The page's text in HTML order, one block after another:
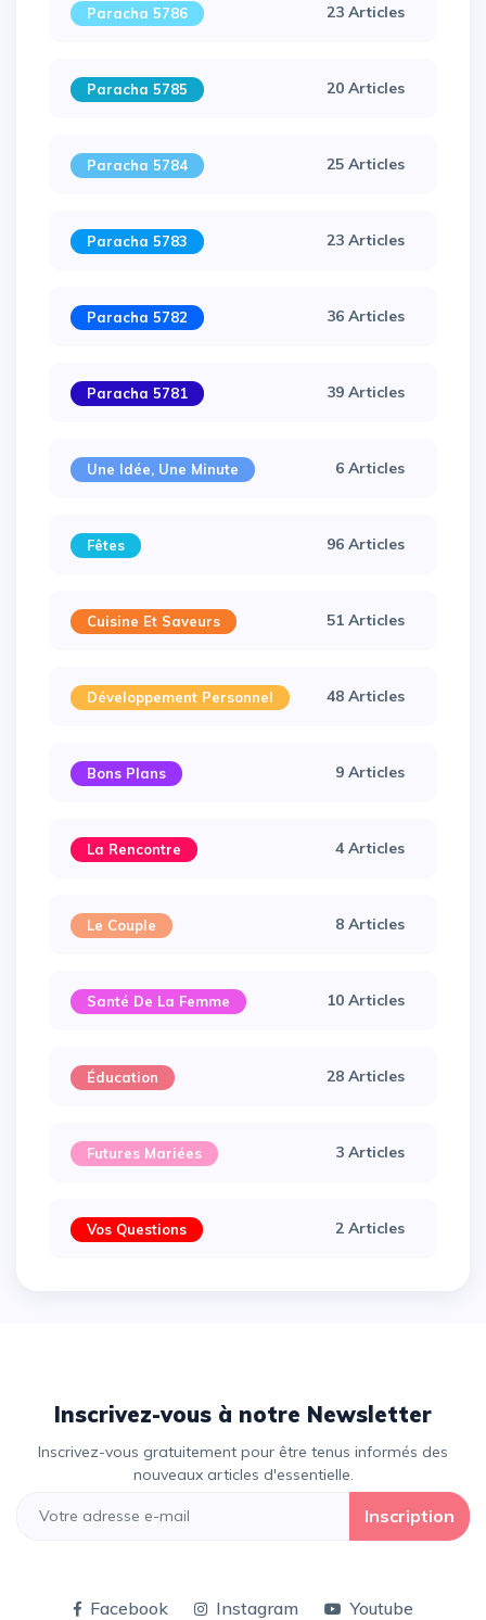
Paracha 5786 23 Articles
Paracha 5785 20 Articles
Paracha 5784 25 Articles
Paracha 5783 23 Articles
Paracha 5782 36 Articles
Paracha 5781 39 Articles
Une Idée, Une Minute 6 Articles
Fêtes 96 Articles
Cuisine Et Saveurs 51 Articles
Développement Personnel 48 Articles
Bons Plans 9 Articles
La Rencontre 4 Articles
Le Couple 8 Articles
Santé De La Femme 10 Articles
Éducation 28 Articles
Futures Mariées 3 Articles
Vos Questions 2 Articles
Inscrivez-vous à notre Newsletter
Inscrivez-vous gratuitement pour être tenus informés des
nouveaux articles d'essentielle.
Inscription
Facebook Instagram Youtube